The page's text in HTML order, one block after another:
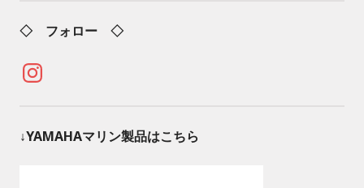
◇ フォロー ◇
Instagram
↓YAMAHAマリン製品はこちら